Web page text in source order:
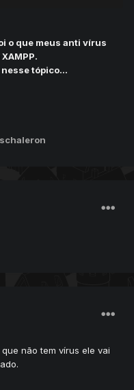
o que meus anti vírus
tópico...
não tem vírus ele vai